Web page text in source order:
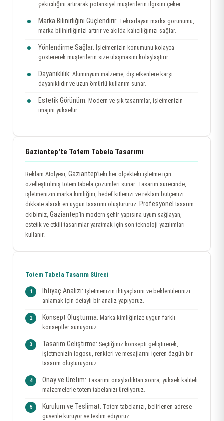
çekiciliğini artırarak potansiyel müşterilerin ilgisini çeker.
Marka Bilinirliğini Güçlendirir: Tekrarlayan marka görünümü,
marka bilinirliğinizi artırır ve akılda kalıcılığınızı sağlar.
Yönlendirme Sağlar: İşletmenizin konumunu kolayca
göstererek müşterilerin size ulaşmasını kolaylaştırır.
Dayanıklılık: Alüminyum malzeme, dış etkenlere karşı
dayanıklıdır ve uzun ömürlü kullanım sunar.
Estetik Görünüm: Modern ve şık tasarımlar, işletmenizin
imajını yükseltir.
Gaziantep'te Totem Tabela Tasarımı
Reklam Atölyesi, Gaziantep’teki her ölçekteki işletme için
özelleştirilmiş totem tabela çözümleri sunar. Tasarım sürecinde,
işletmenizin marka kimliğini, hedef kitlenizi ve reklam bütçenizi
dikkate alarak en uygun tasarımı oluştururuz. Profesyonel tasarım
ekibimiz, Gaziantep’in modern şehir yapısına uyum sağlayan,
estetik ve etkili tasarımlar yaratmak için son teknoloji yazılımları
kullanır.
Totem Tabela Tasarım Süreci
İhtiyaç Analizi: İşletmenizin ihtiyaçlarını ve beklentilerinizi
anlamak için detaylı bir analiz yapıyoruz.
Konsept Oluşturma: Marka kimliğinize uygun farklı
konseptler sunuyoruz.
Tasarım Geliştirme: Seçtiğiniz konsepti geliştirerek,
işletmenizin logosu, renkleri ve mesajlarını içeren özgün bir
tasarım oluşturuyoruz.
Onay ve Üretim: Tasarımı onayladıktan sonra, yüksek kaliteli
malzemelerle totem tabelanızı üretiyoruz.
Kurulum ve Teslimat: Totem tabelanızı, belirlenen adrese
güvenle kuruyor ve teslim ediyoruz.